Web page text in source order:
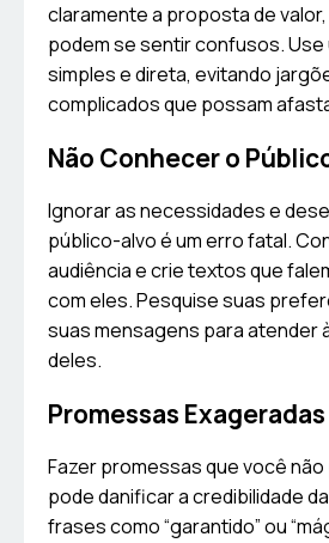
claramente a proposta de
podem se sentir confusos. Use
simples e direta, evitando
complicados que possam
Não Conhecer o
Ignorar as necessidades e
público-alvo é um erro fatal.
audiência e crie textos que
com eles. Pesquise suas
suas mensagens para atender
deles.
Promessas Exageradas
Fazer promessas que você
pode danificar a credibilidade
frases como “garantido” ou